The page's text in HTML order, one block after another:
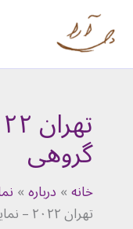
گروهی
خانه درباره
تهران ۲۰۲۲ – نمایشگاه گروهی